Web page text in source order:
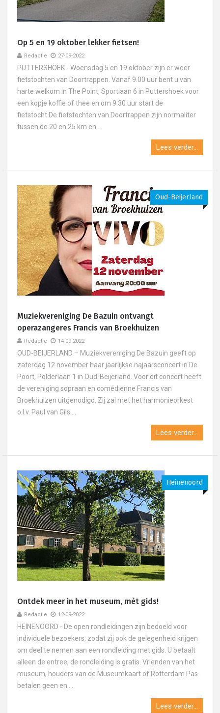
Op 5 en 19 oktober lekker fietsen!
Redactie 27-09-2022
PUTTERSHOEK - Woensdag 5 en 19 oktober zijn er weer
fietstochten van Doortrappen. Vanaf 9.00 uur bent u van
harte welkom in The Point, Sportlaan 6 in Puttershoek voor
een kopje koffie of thee en om 9.30 uur start de
fietstocht.De fietstochten van Doortrappen zijn normaliter
tussen de 20 en 25 km en....
Lees verder...
Oud-Beijerland
Muziekvereniging De Bazuin ontvangt
operazangeres Francis van Broekhuizen
Redactie 14-09-2022
OUD-BEIJERLAND – Muziekvereniging De Bazuin geeft op
zaterdag 12 november haar jaarlijkse najaarsconcert in De
Poort, Polderlaan 1 in Oud-Beijerland. Voor dit concert heeft
de vereniging sopraan en comédienne Francis van
Broekhuizen uitgenodigd. Zij zal met het harmonieorkest
o.l.v. Paul van Gils....
Lees verder...
Heinenoord
Ontdek meer in het museum, mèt gids!
Redactie 12-09-2022
HEINENOORD - De open rondleidingen zijn bedoeld voor
individuele bezoekers, zodat zij ook de gelegenheid krijgen
om deel te nemen aan een rondleiding met gids. U betaalt
alleen de entree, de rondleiding is gratis. Vrienden van het
museum, houders van de Museumkaart of Rotterdam Pas
betalen geen en....
Lees verder...